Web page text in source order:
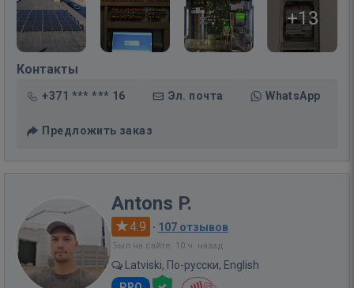
+13
Контакты
+371 *** *** 16 Эл. почта WhatsApp
Предложить заказ
Antons P.
4.9 · 107 отзывов
Был на сайте: 10 ч. назад
Latviski, По-русски, English